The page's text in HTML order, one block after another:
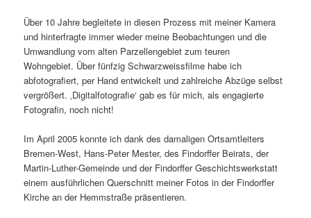
Über 10 Jahre begleitete in diesen Prozess mit meiner Kamera
und hinterfragte immer wieder meine Beobachtungen und die
Umwandlung vom alten Parzellengebiet zum teuren
Wohngebiet. Über fünfzig Schwarzweissfilme habe ich
abfotografiert, per Hand entwickelt und zahlreiche Abzüge selbst
vergrößert. ‚Digitalfotografie‘ gab es für mich, als engagierte
Fotografin, noch nicht!
Im April 2005 konnte ich dank des damaligen Ortsamtleiters
Bremen-West, Hans-Peter Mester, des Findorffer Beirats, der
Martin-Luther-Gemeinde und der Findorffer Geschichtswerkstatt
einem ausführlichen Querschnitt meiner Fotos in der Findorffer
Kirche an der Hemmstraße präsentieren.